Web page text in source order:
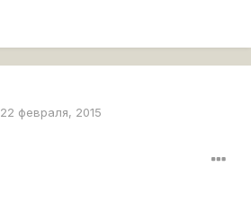
22 февраля, 2015